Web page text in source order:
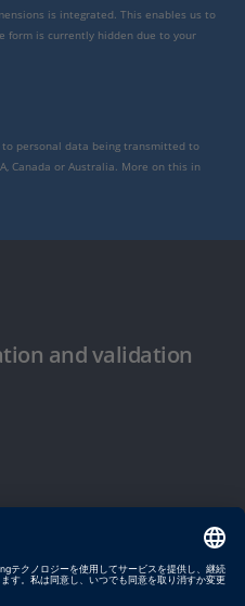
is integrated. This enables us to
form is currently hidden due to your
personal data being transmitted to
Canada or Australia. More on this in
and validation